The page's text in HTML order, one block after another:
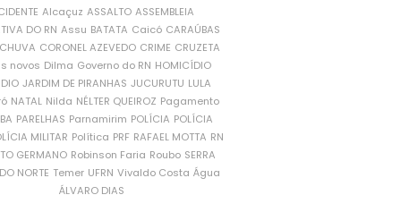
Alcaçuz ASSALTO ASSEMBLEIA
DO RN Assu BATATA Caicó CARAÚBAS
CORONEL AZEVEDO CRIME CRUZETA
novos Dilma Governo do RN HOMICÍDIO
JARDIM DE PIRANHAS JUCURUTU LULA
NATAL Nilda NÉLTER QUEIROZ Pagamento
PARELHAS Parnamirim POLÍCIA POLÍCIA
MILITAR Política PRF RAFAEL MOTTA RN
GERMANO Robinson Faria Roubo SERRA
NORTE Temer UFRN Vivaldo Costa Água
ÁLVARO DIAS